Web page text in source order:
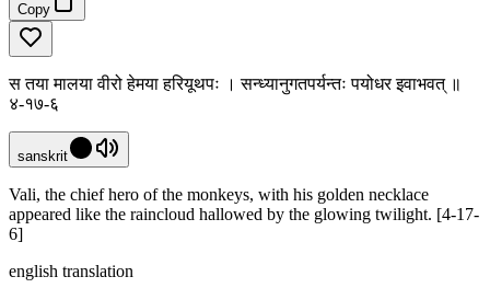
Copy
स तया मालया वीरो हेमया हरियूथपः । सन्ध्यानुगतपर्यन्तः पयोधर इवाभवत् ॥
४-१७-६
sanskrit
Vali, the chief hero of the monkeys, with his golden necklace
appeared like the raincloud hallowed by the glowing twilight. [4-17-
6]
english translation